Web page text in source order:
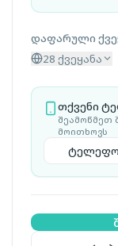
დაფარული
28 ქვეყანა
თქვენი
შეამოწმეთ
მოითხოვს